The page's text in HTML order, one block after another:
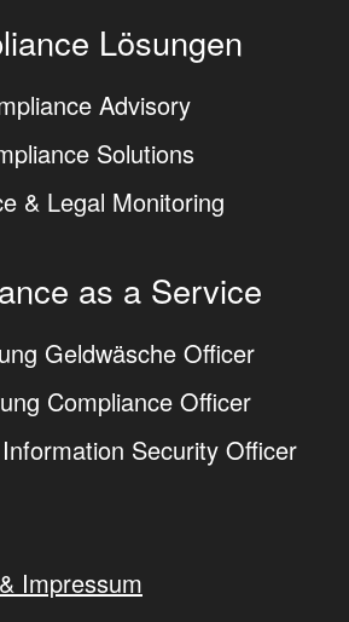
Lösungen
Advisory
Solutions
& Legal Monitoring
as a Service
Geldwäsche Officer
Compliance Officer
Security Officer
Impressum